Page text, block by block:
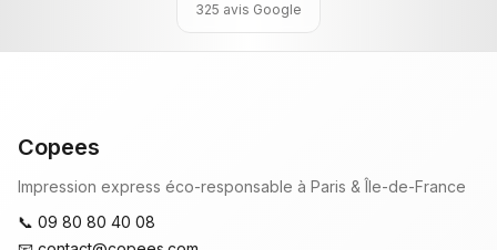
325 avis Google
Copees
Impression express éco-responsable à Paris & Île-de-France
📞 09 80 80 40 08